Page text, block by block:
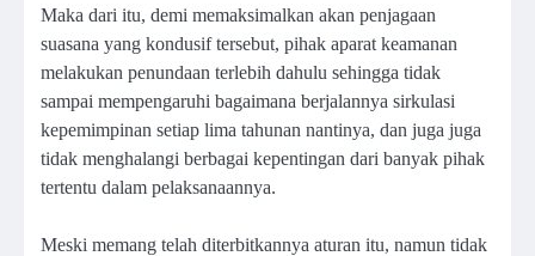
Maka dari itu, demi memaksimalkan akan penjagaan
suasana yang kondusif tersebut, pihak aparat keamanan
melakukan penundaan terlebih dahulu sehingga tidak
sampai mempengaruhi bagaimana berjalannya sirkulasi
kepemimpinan setiap lima tahunan nantinya, dan juga juga
tidak menghalangi berbagai kepentingan dari banyak pihak
tertentu dalam pelaksanaannya.
Meski memang telah diterbitkannya aturan itu, namun tidak